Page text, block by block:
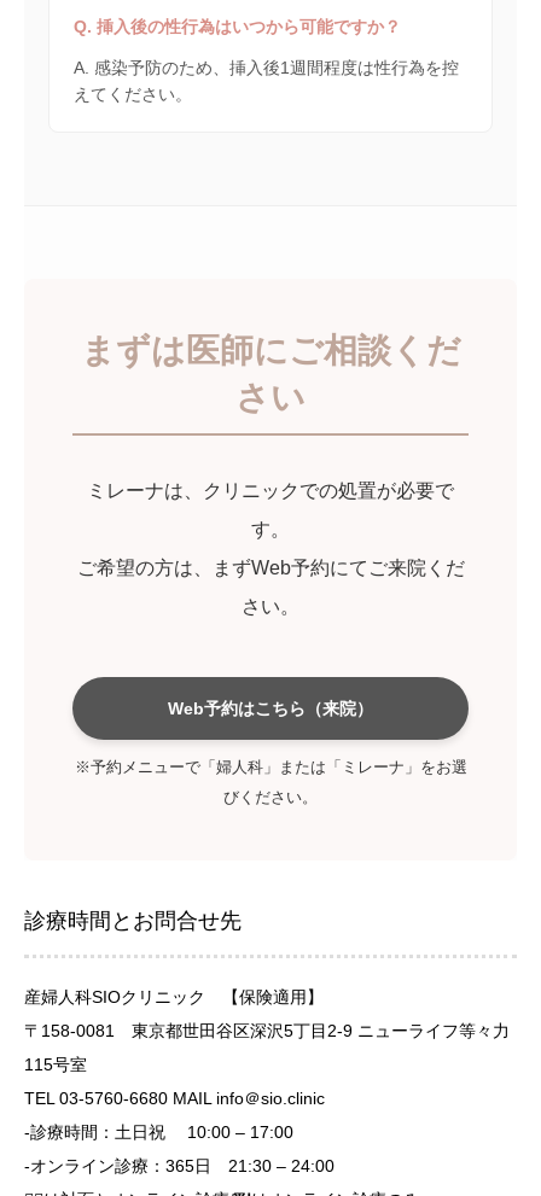
Q. 挿入後の性行為はいつから可能ですか？
A. 感染予防のため、挿入後1週間程度は性行為を控
えてください。
まずは医師にご相談くだ
さい
ミレーナは、クリニックでの処置が必要で
す。
ご希望の方は、まずWeb予約にてご来院くだ
さい。
Web予約はこちら（来院）
※予約メニューで「婦人科」または「ミレーナ」をお選
びください。
診療時間とお問合せ先
産婦人科SIOクリニック 【保険適用】
〒158-0081 東京都世田谷区深沢5丁目2-9 ニューライフ等々力
115号室
TEL 03-5760-6680 MAIL info＠sio.clinic
-診療時間：土日祝 10:00 – 17:00
-オンライン診療：365日 21:30 – 24:00